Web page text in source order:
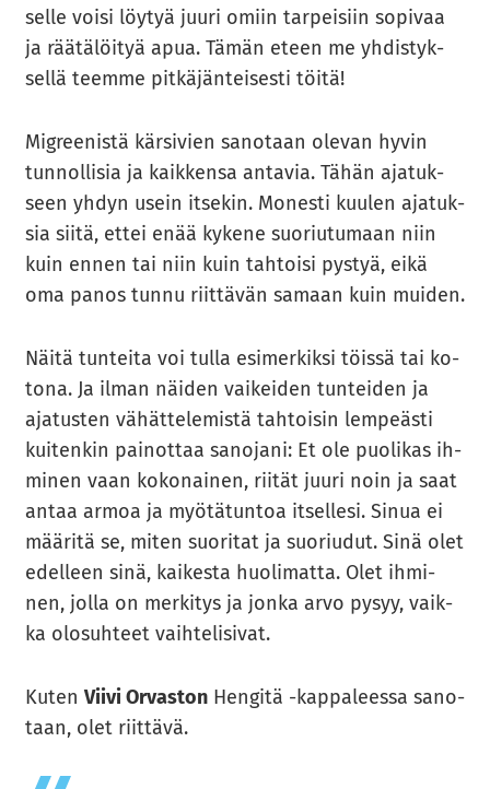
sel­le voisi löy­tyä juuri omiin tar­pei­siin so­pi­vaa
ja rää­tä­löi­tyä apua. Tämän eteen me yh­dis­tyk­
sel­lä teem­me pit­kä­jän­tei­ses­ti töitä!
Migree­nis­tä kär­si­vien sa­no­taan ole­van hyvin
tun­nol­li­sia ja kaik­ken­sa an­ta­via. Tähän aja­tuk­
seen yhdyn usein it­se­kin. Mo­nes­ti kuu­len aja­tuk­
sia siitä, ettei enää ky­ke­ne suo­riu­tu­maan niin
kuin ennen tai niin kuin tah­toi­si pys­tyä, eikä
oma panos tunnu riit­tä­vän sa­maan kuin mui­den.
Näitä tun­tei­ta voi tulla esi­mer­kik­si töis­sä tai ko­
to­na. Ja ilman näi­den vai­kei­den tun­tei­den ja
aja­tus­ten vä­hät­te­le­mis­tä tah­toi­sin lem­peäs­ti
kui­ten­kin pai­not­taa sa­no­ja­ni: Et ole puo­li­kas ih­
mi­nen vaan ko­ko­nai­nen, rii­tät juuri noin ja saat
antaa armoa ja myö­tä­tun­toa it­sel­le­si. Sinua ei
mää­ri­tä se, miten suo­ri­tat ja suo­riu­dut. Sinä olet
edel­leen sinä, kai­kes­ta huo­li­mat­ta. Olet ih­mi­
nen, jolla on mer­ki­tys ja jonka arvo pysyy, vaik­
ka olo­suh­teet vaih­te­li­si­vat.
Kuten Viivi Or­vas­ton Hen­gi­tä -​kappaleessa sa­no­
taan, olet riit­tä­vä.